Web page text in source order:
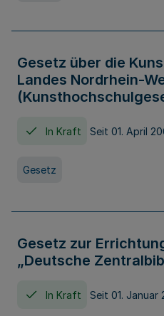
Gesetz über die
Landes Nordrhein-
In Kraft Seit 01. April
Gesetz
Gesetz zur
„Deutsche
In Kraft Seit 01. Januar